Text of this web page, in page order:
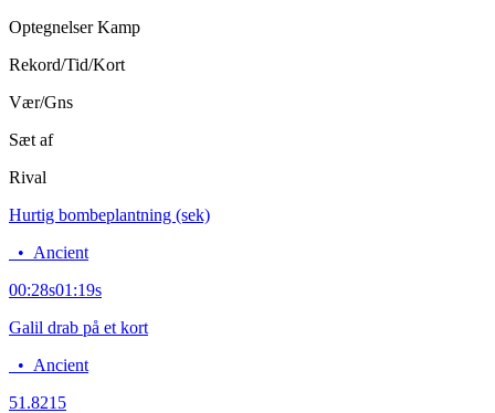
OptegnelserKamp
Rekord/Tid/Kort
Vær/Gns
Sæt af
Rival
Hurtig bombeplantning (sek)
• Ancient
00:28s01:19s
Galil drab på et kort
• Ancient
51.8215